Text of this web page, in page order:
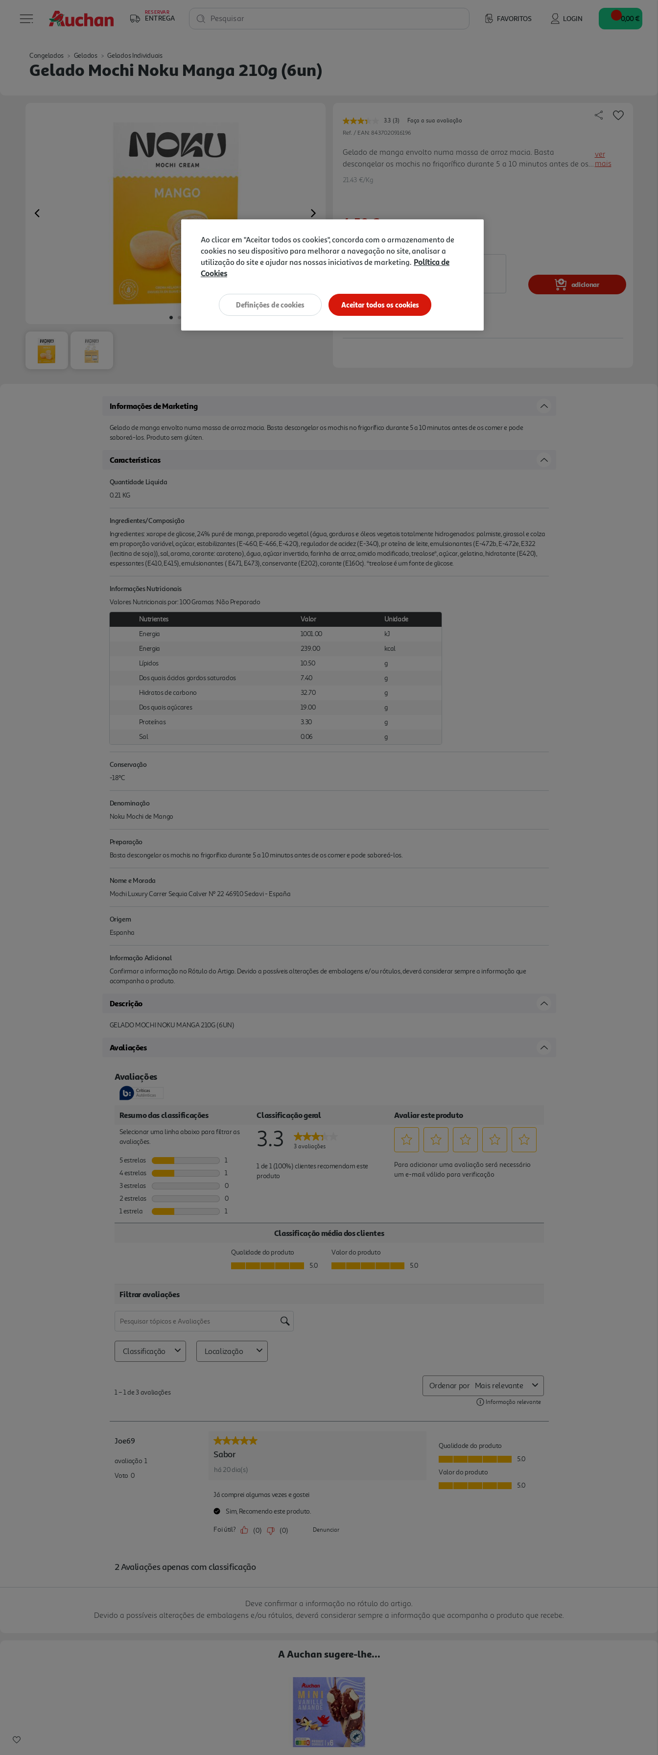
RESERVAR
ENTREGA FAVORITOS LOGIN
Pesquisar 0,00 €
Congelados Gelados Gelados Individuais
Gelado Mochi Noku Manga 210g (6un)
Previous Next
3.3 Leu
3
para
a
(3)
Faça a sua avaliação
Ref. / EAN: 8437020916196
Gelado de manga envolto numa massa de arroz macia. Basta
descongelar os mochis no frigorífico durante 5 a 10 minutos antes de os
comer e pode saboreá-los. Produto sem glúten.
ver
mais
21.43 €/Kg
4,50 €
Notas de preparação
adicionar
Informações de Marketing
Gelado de manga envolto numa massa de arroz macia. Basta descongelar os mochis no frigorífico durante 5 a 10 minutos antes de os comer e pode
saboreá-los. Produto sem glúten.
Características
Quantidade Liquida
0.21 KG
Ingredientes/Composição
Ingredientes: xarope de glicose, 24% puré de manga, preparado vegetal (água, gorduras e óleos vegetais totalmente hidrogenados: palmiste, girassol e colza
em proporção variável, açúcar, estabilizantes (E-460, E-466, E-420), regulador de acidez (E-340), pr oteína de leite, emulsionantes (E-472b, E-472e, E322
(lecitina de soja)), sal, aroma, corante: caroteno), água, açúcar invertido, farinha de arroz, amido modificado, trealose*, açúcar, gelatina, hidratante (E420),
espessantes (E410, E415), emulsionantes ( E471, E473), conservante (E202), corante (E160c). *trealose é um fonte de glicose.
Informações Nutricionais
Valores Nutricionais por: 100 Gramas :Não Preparado
Nutrientes Valor
Unidade
Energia
1001.00
kJ
Energia
239.00
kcal
Lípidos
10.50
g
Dos quais ácidos gordos saturados
7.40
g
Hidratos de carbono
32.70
g
Dos quais açúcares
19.00
g
Proteínas
3.30
g
Sal
0.06 g
Conservação
-18ºC
Denominação
Noku Mochi de Mango
Preparação
Basta descongelar os mochis no frigorífico durante 5 a 10 minutos antes de os comer e pode saboreá-los.
Nome e Morada
Mochi Luxury Carrer Sequia Calver Nº 22 46910 Sedavi - España
Origem
Espanha
Informação Adicional
Confirmar a informação no Rótulo do Artigo. Devido a possíveis alterações de embalagens e/ou rótulos, deverá considerar sempre a informação que
acompanha o produto.
Descrição
GELADO MOCHI NOKU MANGA 210G (6UN)
Avaliações
Deve confirmar a informação no rótulo do artigo.
Devido a possíveis alterações de embalagens e/ou rótulos, deverá considerar sempre a informação que acompanha o produto que recebe.
A Auchan sugere-lhe...
Ao clicar em "Aceitar todos os cookies", concorda com o armazenamento de
cookies no seu dispositivo para melhorar a navegação no site, analisar a
utilização do site e ajudar nas nossas iniciativas de marketing. Política de
Cookies
Aceitar todos os cookies
Definições de cookies